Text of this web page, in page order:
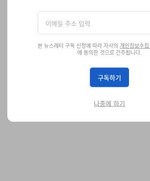
Feb 10, 2026
본 뉴스레터 구독 신청에 따라 자사의 개인정보수집
에 동의한 것으로 간주됩니다.
구독하기
나중에 하기